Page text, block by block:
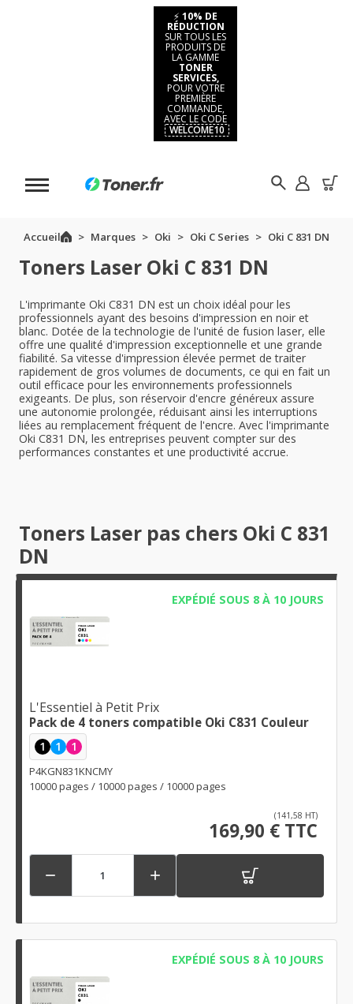
⚡ 10% DE
RÉDUCTION
SUR TOUS LES
PRODUITS DE
LA GAMME
TONER
SERVICES,
POUR VOTRE
PREMIÈRE
COMMANDE,
AVEC LE CODE
WELCOME10
Accueil Marques Oki Oki C Series Oki C 831 DN
Toners Laser Oki C 831 DN
L'imprimante Oki C831 DN est un choix idéal pour les
professionnels ayant des besoins d'impression en noir et
blanc. Dotée de la technologie de l'unité de fusion laser, elle
offre une qualité d'impression exceptionnelle et une grande
fiabilité. Sa vitesse d'impression élevée permet de traiter
rapidement de gros volumes de documents, ce qui en fait un
outil efficace pour les environnements professionnels
exigeants. De plus, son réservoir d'encre généreux assure
une autonomie prolongée, réduisant ainsi les interruptions
liées au remplacement fréquent de l'encre. Avec l'imprimante
Oki C831 DN, les entreprises peuvent compter sur des
performances constantes et une productivité accrue.
Toners Laser pas chers Oki C 831
DN
EXPÉDIÉ SOUS 8 À 10 JOURS
L'Essentiel à Petit Prix
Pack de 4 toners compatible Oki C831 Couleur
1 1 1
P4KGN831KNCMY
10000 pages / 10000 pages / 10000 pages
(141,58 HT)
169,90 € TTC
 
EXPÉDIÉ SOUS 8 À 10 JOURS